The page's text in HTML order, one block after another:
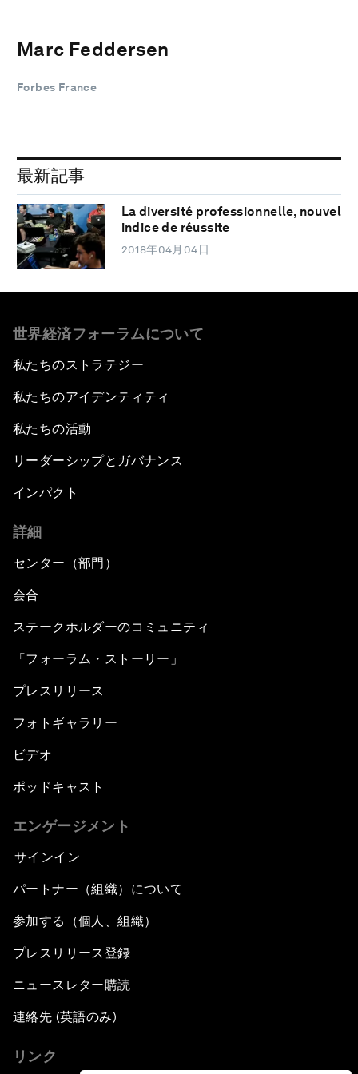
Marc Feddersen
Forbes France
最新記事
La diversité professionnelle, nouvel
indice de réussite
2018年04月04日
世界経済フォーラムについて
私たちのストラテジー
私たちのアイデンティティ
私たちの活動
リーダーシップとガバナンス
インパクト
詳細
センター（部門）
会合
ステークホルダーのコミュニティ
「フォーラム・ストーリー」
プレスリリース
フォトギャラリー
ビデオ
ポッドキャスト
エンゲージメント
サインイン
パートナー（組織）について
参加する（個人、組織）
プレスリリース登録
ニュースレター購読
連絡先 (英語のみ)
リンク